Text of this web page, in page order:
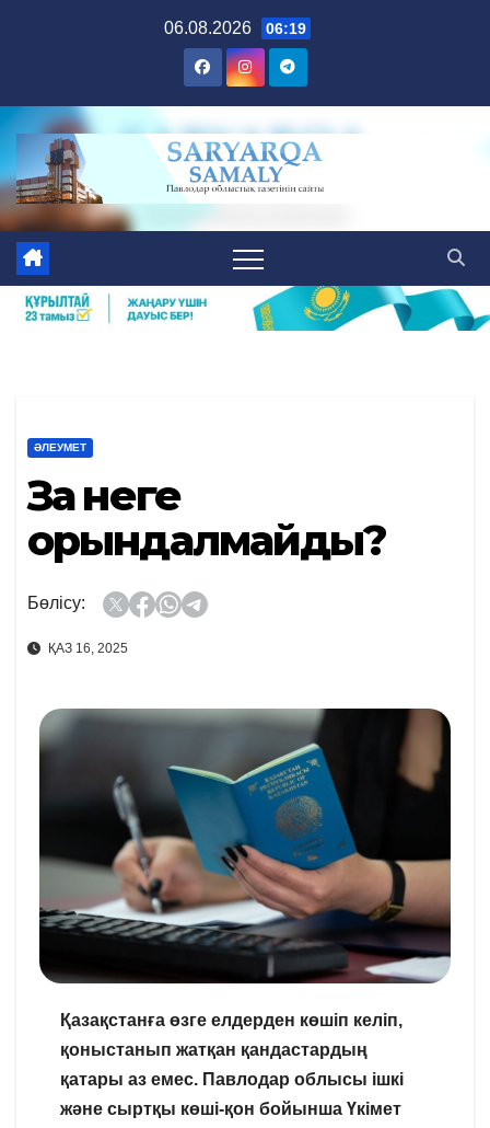
06.08.2026 06:19
ӘЛЕУМЕТ
Заң неге
орындалмайды?
Бөлісу:
ҚАЗ 16, 2025
Қазақстанға өзге елдерден көшіп келіп,
қоныстанып жатқан қандастардың
қатары аз емес. Павлодар облысы ішкі
және сыртқы көші-қон бойынша Үкімет